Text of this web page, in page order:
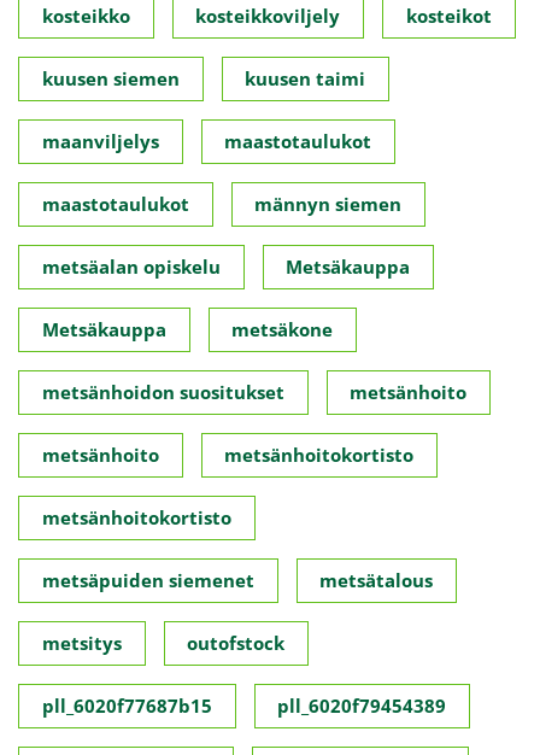
kosteikko kosteikkoviljely kosteikot
kuusen siemen kuusen taimi
maanviljelys maastotaulukot
maastotaulukot männyn siemen
metsäalan opiskelu Metsäkauppa
Metsäkauppa metsäkone
metsänhoidon suositukset metsänhoito
metsänhoito metsänhoitokortisto
metsänhoitokortisto
metsäpuiden siemenet metsätalous
metsitys outofstock
pll_6020f77687b15 pll_6020f79454389